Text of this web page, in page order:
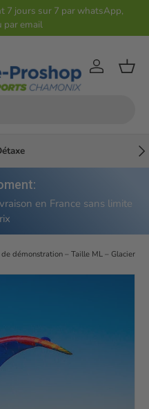
7 jours sur 7 par whatsApp,
par email
Compte
en France sans limite
démonstration – Taille ML – Glacier